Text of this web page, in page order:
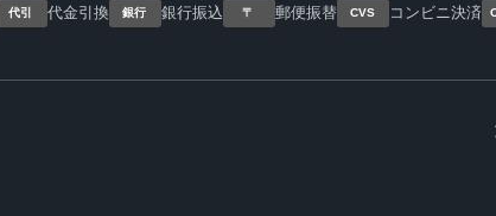
代引 代金引換 銀行 銀行振込 〒 郵便振替 CVS コンビニ決済